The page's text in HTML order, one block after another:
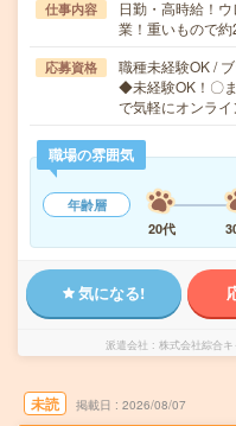
仕事内容
日勤・高時給！
業！重いもので
応募資格
職種未経験OK /
◆未経験OK！〇
で気軽にオンラ
職場の雰囲気
年齢層
20代
気になる!
派遣会社 株式会社綜合
未読 掲載日 2026/08/07